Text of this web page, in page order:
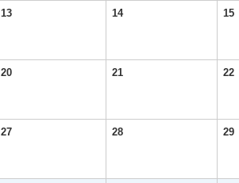
13 14 15
20 21 22
27 28 29